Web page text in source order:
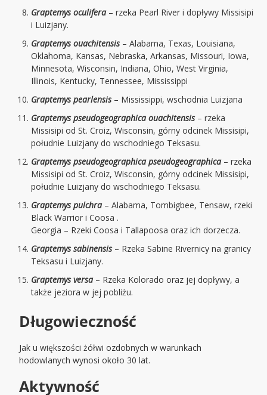
Graptemys oculifera – rzeka Pearl River i dopływy Missisipi
i Luizjany.
Graptemys ouachitensis– Alabama, Texas, Louisiana,
Oklahoma, Kansas, Nebraska, Arkansas, Missouri, Iowa,
Minnesota, Wisconsin, Indiana, Ohio, West Virginia,
Illinois, Kentucky, Tennessee, Mississippi
Graptemys pearlensis– Mississippi, wschodnia Luizjana
Graptemys pseudogeographica ouachitensis– rzeka
Missisipi od St. Croiz, Wisconsin, górny odcinek Missisipi,
południe Luizjany do wschodniego Teksasu.
Graptemys pseudogeographica pseudogeographica– rzeka
Missisipi od St. Croiz, Wisconsin, górny odcinek Missisipi,
południe Luizjany do wschodniego Teksasu.
Graptemys pulchra– Alabama, Tombigbee, Tensaw, rzeki
Black Warrior i Coosa .
Georgia – Rzeki Coosa i Tallapoosa oraz ich dorzecza.
Graptemys sabinensis– Rzeka Sabine Rivernicy na granicy
Teksasu i Luizjany.
Graptemys versa– Rzeka Kolorado oraz jej dopływy, a
także jeziora w jej pobliżu.
Długowieczność
Jak u większości żółwi ozdobnych w warunkach
hodowlanych wynosi około 30 lat.
Aktywność